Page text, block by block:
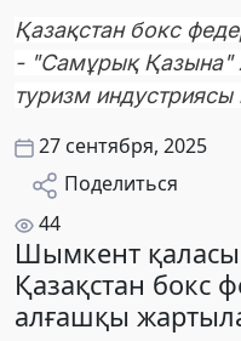
Қазақстан бокс
- "Самұрық Қазына"
туризм
27 сентября, 2025
Поделиться
44
Шымкент
Қазақстан бокс
алғашқы